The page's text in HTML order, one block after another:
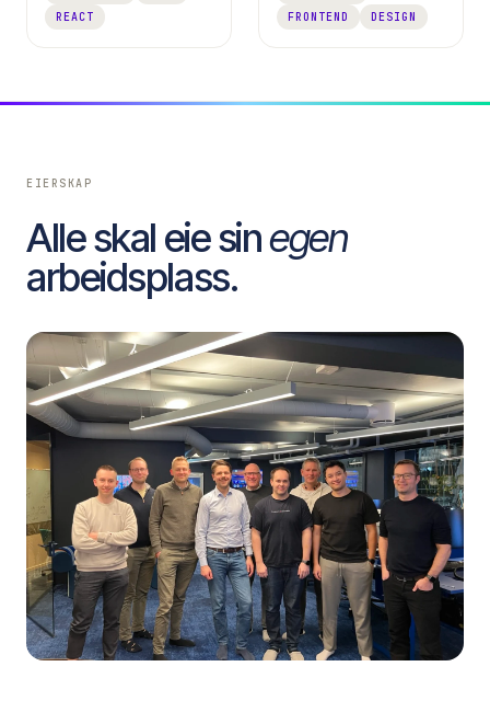
REACT
FRONTEND
DESIGN
EIERSKAP
Alle skal eie sinegen
arbeidsplass.